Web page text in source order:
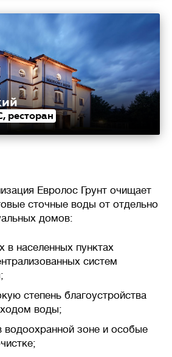
ресторан
Евролос Грунт очищает
сточные воды от отдельно
домов:
в населенных пунктах
систем
степень благоустройства
воды;
водоохранной зоне и особые